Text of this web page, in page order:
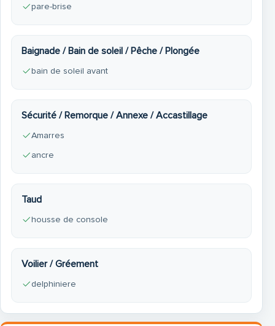
⚓ Ce Terhi 475 BR est un bateau extrêmement fiable et
économique, avec une carène très stable et rassurante,
y compris pour les familles avec enfants. Grâce à son
moteur Mercury de 40 CV (récente génération), il
permet des navigations plaisantes, sécurisées et
sobres, sans permis sur certains plans d’eau (selon
réglementation locale).
pare-brise
Baignade / Bain de soleil / Pêche / Plongée
bain de soleil avant
Sécurité / Remorque / Annexe / Accastillage
Amarres
ancre
Taud
housse de console
Voilier / Gréement
delphiniere